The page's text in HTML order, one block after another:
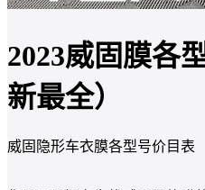
2023威固膜各
新最全）
威固隐形车衣膜各型号价目表